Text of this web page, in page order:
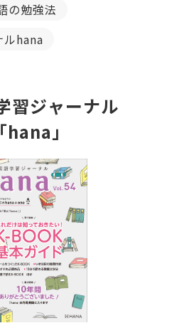
の勉強法
ルhana
習ジャーナル
「hana」